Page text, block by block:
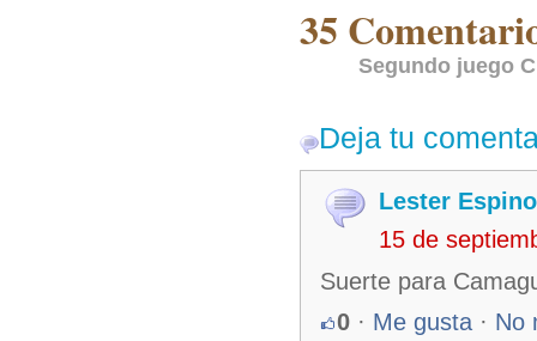
35
Segundo juego
Deja tu
Lester
15 de
Suerte para
0 · Me gusta · No